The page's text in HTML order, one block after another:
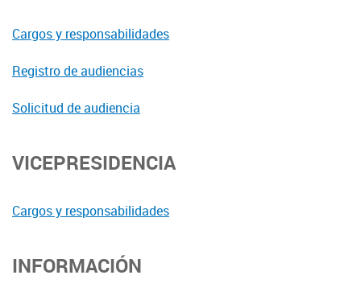
Cargos y responsabilidades
Registro de audiencias
Solicitud de audiencia
VICEPRESIDENCIA
Cargos y responsabilidades
INFORMACIÓN